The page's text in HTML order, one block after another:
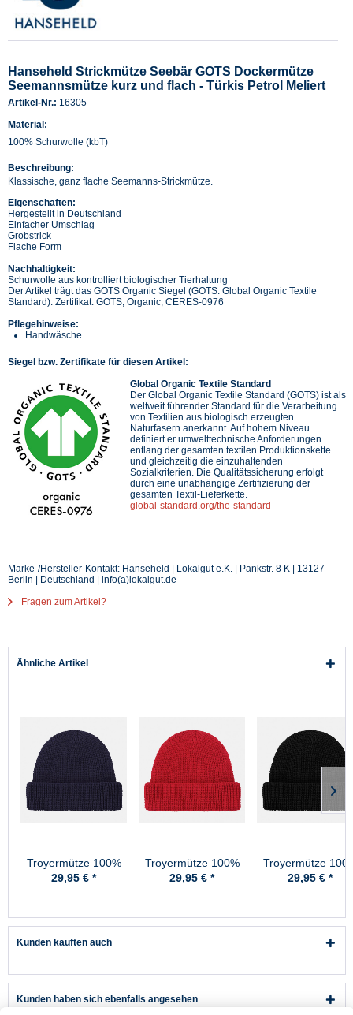
Hanseheld Strickmütze Seebär GOTS Dockermütze
Seemannsmütze kurz und flach - Türkis Petrol Meliert
Artikel-Nr.: 16305
Material:
100% Schurwolle (kbT)
Beschreibung:
Klassische, ganz flache Seemanns-Strickmütze.
Eigenschaften:
Hergestellt in Deutschland
Einfacher Umschlag
Grobstrick
Flache Form
Nachhaltigkeit:
Schurwolle aus kontrolliert biologischer Tierhaltung
Der Artikel trägt das GOTS Organic Siegel (GOTS: Global Organic Textile
Standard). Zertifikat: GOTS, Organic, CERES-0976
Pflegehinweise:
Handwäsche
Siegel bzw. Zertifikate für diesen Artikel:
Global Organic Textile Standard
Der Global Organic Textile Standard (GOTS) ist als
weltweit führender Standard für die Verarbeitung
von Textilien aus biologisch erzeugten
Naturfasern anerkannt. Auf hohem Niveau
definiert er umwelttechnische Anforderungen
entlang der gesamten textilen Produktionskette
und gleichzeitig die einzuhaltenden
Sozialkriterien. Die Qualitätssicherung erfolgt
durch eine unabhängige Zertifizierung der
gesamten Textil-Lieferkette.
global-standard.org/the-standard
Marke-/Hersteller-Kontakt: Hanseheld | Lokalgut e.K. | Pankstr. 8 K | 13127
Berlin | Deutschland | info(a)lokalgut.de
Fragen zum Artikel?
Ähnliche Artikel
Troyermütze 100%
Schurwolle
29,95 € *
Troyermütze 100%
Schurwolle
29,95 € *
Troyermütze
Schurwolle
29,95 € *
Kunden kauften auch
Kunden haben sich ebenfalls angesehen